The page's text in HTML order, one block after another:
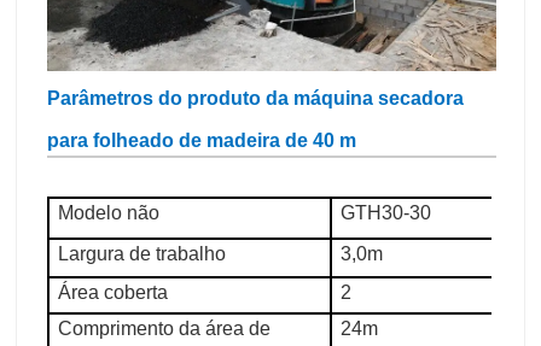
Parâmetros do produto da máquina secadora
para folheado de madeira de 40 m
Modelo não
GTH30-30
Largura de trabalho
3,0m
Área coberta
2
Comprimento da área de
24m